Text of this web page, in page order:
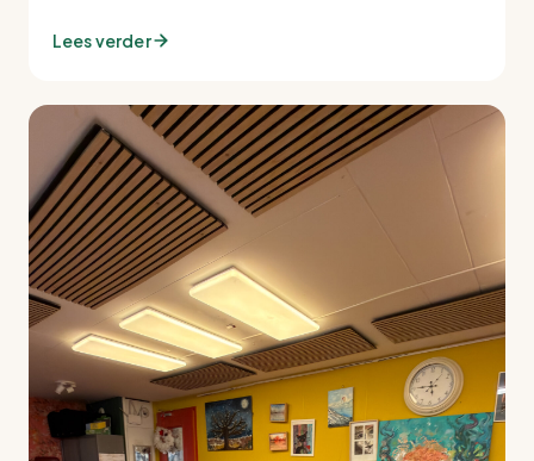
Lees verder